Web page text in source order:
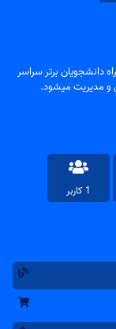
دانشجویان برتر سراسر
و مدیریت میشود.
1 کاربر